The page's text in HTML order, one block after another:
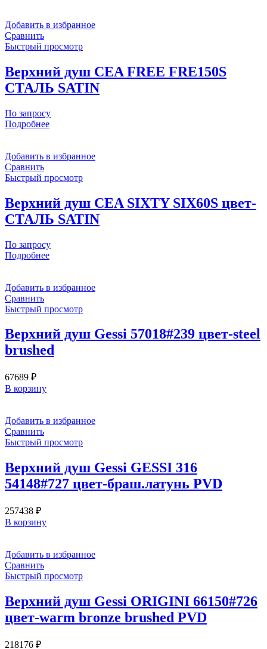
Добавить в избранное
Сравнить
Быстрый просмотр
Верхний душ CEA FREE FRE150S
СТАЛЬ SATIN
По запросу
Подробнее
Добавить в избранное
Сравнить
Быстрый просмотр
Верхний душ CEA SIXTY SIX60S цвет-
СТАЛЬ SATIN
По запросу
Подробнее
Добавить в избранное
Сравнить
Быстрый просмотр
Верхний душ Gessi 57018#239 цвет-steel
brushed
67689 ₽
В корзину
Добавить в избранное
Сравнить
Быстрый просмотр
Верхний душ Gessi GESSI 316
54148#727 цвет-браш.латунь PVD
257438 ₽
В корзину
Добавить в избранное
Сравнить
Быстрый просмотр
Верхний душ Gessi ORIGINI 66150#726
цвет-warm bronze brushed PVD
218176 ₽